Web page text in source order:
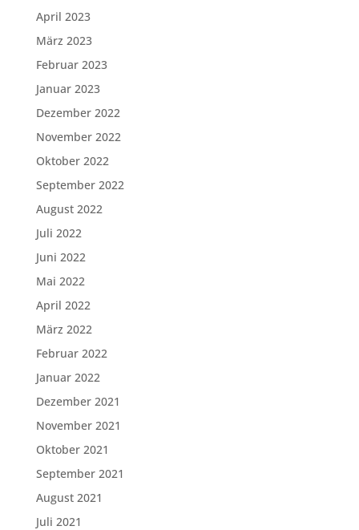
April 2023
März 2023
Februar 2023
Januar 2023
Dezember 2022
November 2022
Oktober 2022
September 2022
August 2022
Juli 2022
Juni 2022
Mai 2022
April 2022
März 2022
Februar 2022
Januar 2022
Dezember 2021
November 2021
Oktober 2021
September 2021
August 2021
Juli 2021